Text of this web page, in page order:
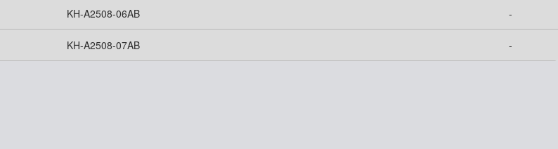
KH-A2508-06AB -
KH-A2508-07AB -